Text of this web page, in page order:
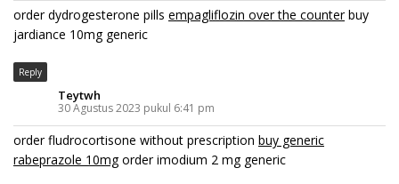
order dydrogesterone pills empagliflozin over the counterbuy
jardiance 10mg generic
Reply
Teytwh
30 Agustus 2023 pukul 6:41 pm
order fludrocortisone without prescription buy generic
rabeprazole 10mgorder imodium 2 mg generic